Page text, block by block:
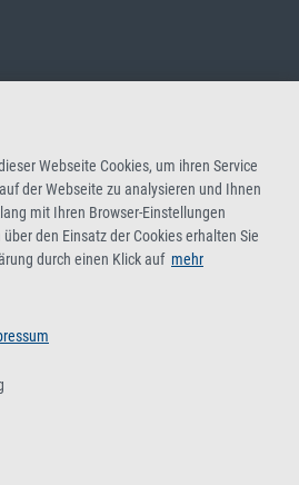
Webseite Cookies, um ihren Service
der Webseite zu analysieren und Ihnen
mit Ihren Browser-Einstellungen
den Einsatz der Cookies erhalten Sie
durch einen Klick auf mehr